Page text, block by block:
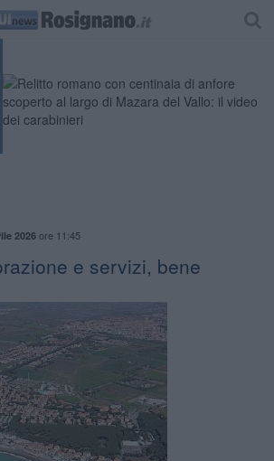
2026ore 11:45
e servizi, bene